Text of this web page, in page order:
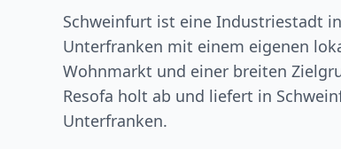
Schweinfurt ist eine Industriestadt in
Unterfranken mit einem eigenen
Wohnmarkt und einer breiten
Resofa holt ab und liefert in
Unterfranken.